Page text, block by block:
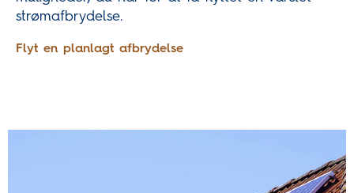
strømafbrydelse.
Flyt en planlagt afbrydelse